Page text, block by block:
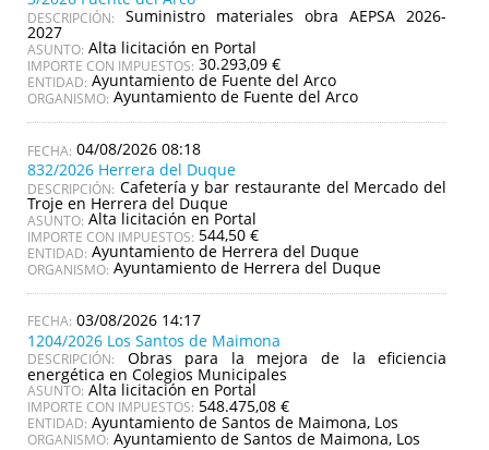
DESCRIPCIÓN: Suministro materiales obra AEPSA 2026-
2027
ASUNTO: Alta licitación en Portal
IMPORTE CON IMPUESTOS: 30.293,09 €
ENTIDAD: Ayuntamiento de Fuente del Arco
ORGANISMO: Ayuntamiento de Fuente del Arco
04/08/2026 08:18
832/2026 Herrera del Duque
DESCRIPCIÓN: Cafetería y bar restaurante del Mercado del
Troje en Herrera del Duque
ASUNTO: Alta licitación en Portal
IMPORTE CON IMPUESTOS: 544,50 €
ENTIDAD: Ayuntamiento de Herrera del Duque
ORGANISMO: Ayuntamiento de Herrera del Duque
03/08/2026 14:17
1204/2026 Los Santos de Maimona
DESCRIPCIÓN: Obras para la mejora de la eficiencia
energética en Colegios Municipales
ASUNTO: Alta licitación en Portal
IMPORTE CON IMPUESTOS: 548.475,08 €
ENTIDAD: Ayuntamiento de Santos de Maimona, Los
ORGANISMO: Ayuntamiento de Santos de Maimona, Los